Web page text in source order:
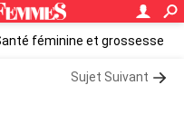
féminine et grossesse
Sujet Suivant